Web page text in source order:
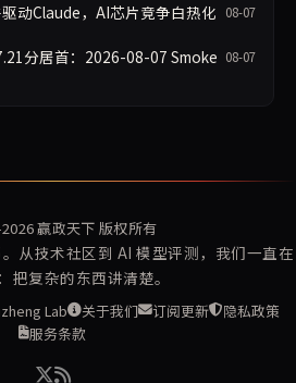
动Claude，AI芯片竞争白热化 08-07
分居首：2026-08-07 Smoke 08-07
赢政天下 版权所有
从技术社区到 AI 模型评测，我们一直在
把复杂的东西讲清楚。
Lab 关于我们 订阅更新
隐私政策
服务条款